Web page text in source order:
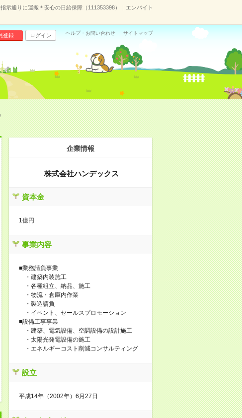
示通りに運搬＊安心の日給保障（111353398）｜エンバイト
登録 ログイン ヘルプ・お問い合わせ サイトマップ
企業情報
株式会社ハンデックス
資本金
1億円
事業内容
■業務請負事業
・建築内装施工
・各種組立、納品、施工
・物流・倉庫内作業
・製造請負
・イベント、セールスプロモーション
■設備工事事業
・建築、電気設備、空調設備の設計施工
・太陽光発電設備の施工
・エネルギーコスト削減コンサルティング
設立
平成14年（2002年）6月27日